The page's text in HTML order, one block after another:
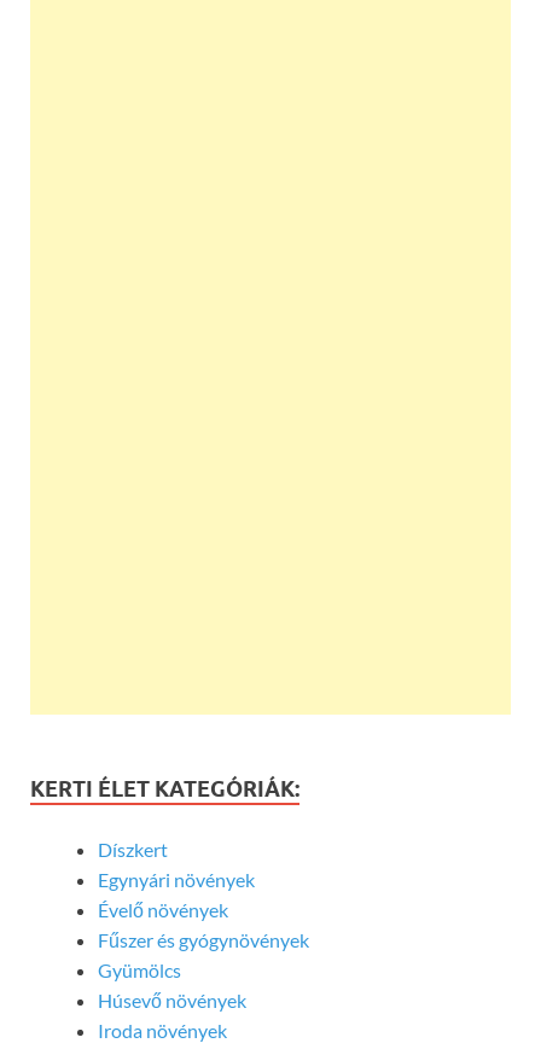
KERTI ÉLET KATEGÓRIÁK:
Díszkert
Egynyári növények
Évelő növények
Fűszer és gyógynövények
Gyümölcs
Húsevő növények
Iroda növények